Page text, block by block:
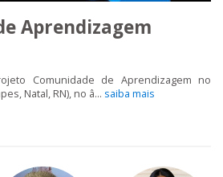
Aprendizagem
Comunidade de Aprendizagem no
Natal, RN), no â... saiba mais